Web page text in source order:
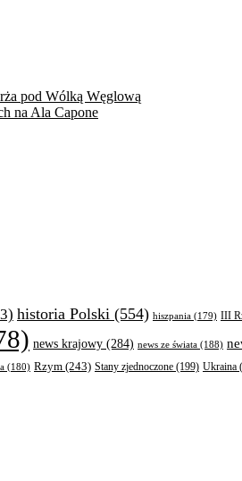
pod Wólką Węglową
na Ala Capone
historia Polski (554) hiszpania (179) III
news krajowy (284) news ze świata (188)
(180) Rzym (243) Stany zjednoczone (199) Ukraina